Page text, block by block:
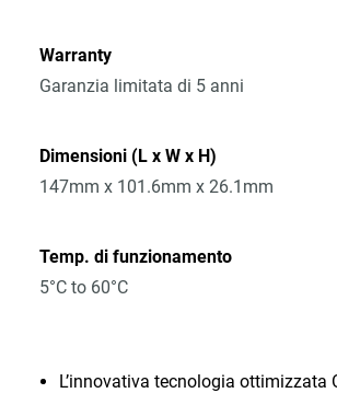
Warranty
Garanzia limitata di 5 anni
Dimensioni (L x W x H)
147mm x 101.6mm x 26.1mm
Temp. di funzionamento
5°C to 60°C
L’innovativa tecnologia